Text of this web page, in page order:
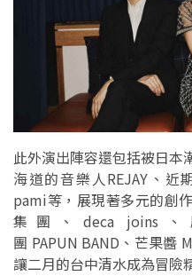
此外演出陣容還包括被日
海道的音樂人REJAY、
pami等，展現著多元的創
集團、deca joins
團 PAPUN BAND、芒果醬
讓二月的台中清水成為冒險